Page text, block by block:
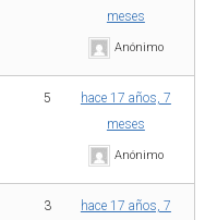
meses
Anónimo
5
hace 17 años, 7
meses
Anónimo
3
hace 17 años, 7